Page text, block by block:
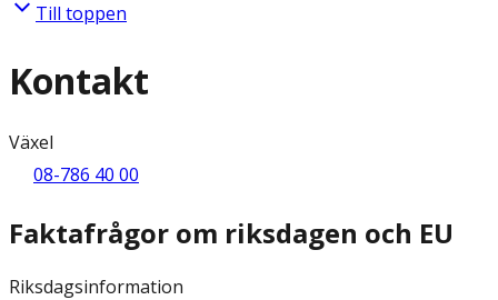
Till toppen
Kontakt
Växel
08-786 40 00
Faktafrågor om riksdagen och EU
Riksdagsinformation